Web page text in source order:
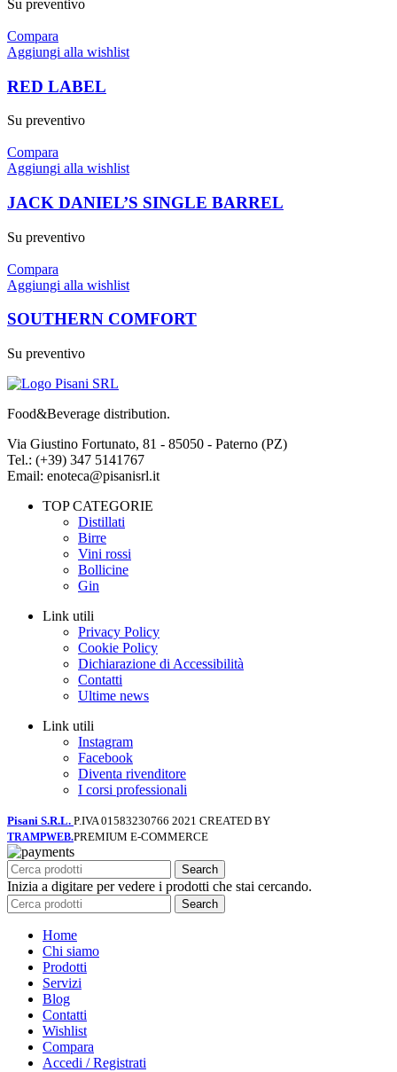
Su preventivo
Compara
Aggiungi alla wishlist
RED LABEL
Su preventivo
Compara
Aggiungi alla wishlist
JACK DANIEL’S SINGLE BARREL
Su preventivo
Compara
Aggiungi alla wishlist
SOUTHERN COMFORT
Su preventivo
Food&Beverage distribution.
Via Giustino Fortunato, 81 - 85050 - Paterno (PZ)
Tel.: (+39) 347 5141767
Email: enoteca@pisanisrl.it
TOP CATEGORIE
Distillati
Birre
Vini rossi
Bollicine
Gin
Link utili
Privacy Policy
Cookie Policy
Dichiarazione di Accessibilità
Contatti
Ultime news
Link utili
Instagram
Facebook
Diventa rivenditore
I corsi professionali
Pisani S.R.L. P.IVA 01583230766 2021 CREATED BY
TRAMPWEB.PREMIUM E-COMMERCE
Search
Inizia a digitare per vedere i prodotti che stai cercando.
Search
Home
Chi siamo
Prodotti
Servizi
Blog
Contatti
Wishlist
Compara
Accedi / Registrati